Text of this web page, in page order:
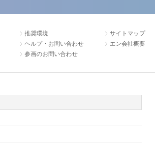
推奨環境
ヘルプ・お問い合わせ
参画のお問い合わせ
サイトマップ
エン会社概要